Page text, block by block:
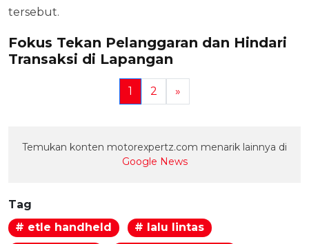
tersebut.
Fokus Tekan Pelanggaran dan Hindari
Transaksi di Lapangan
1 2 »
Temukan konten motorexpertz.com menarik lainnya di
Google News
Tag
# etle handheld
# lalu lintas